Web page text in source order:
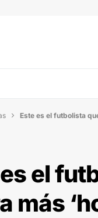
 Este es el futbolista
el
más